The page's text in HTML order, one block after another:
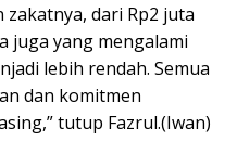
dari Rp2 juta
juga yang mengalami
lebih rendah. Semua
dan komitmen
tutup Fazrul.(Iwan)